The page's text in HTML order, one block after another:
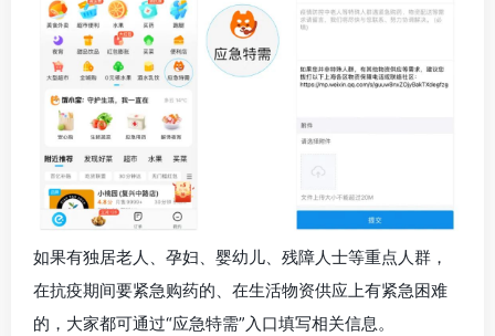
如果有独居老人、孕妇、婴幼儿、残障人士等重点人群，
在抗疫期间要紧急购药的、在生活物资供应上有紧急困难
的，大家都可通过“应急特需”入口填写相关信息。